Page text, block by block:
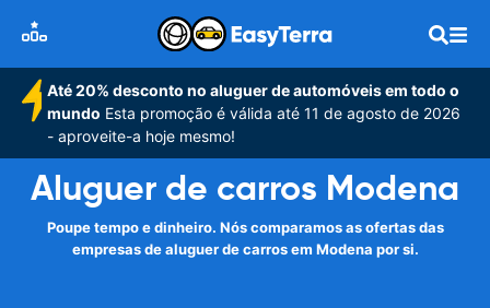
Até 20% desconto no aluguer de automóveis em todo o
mundo Esta promoção é válida até 11 de agosto de 2026
- aproveite-a hoje mesmo!
Aluguer de carros Modena
Poupe tempo e dinheiro. Nós comparamos as ofertas das
empresas de aluguer de carros em Modena por si.